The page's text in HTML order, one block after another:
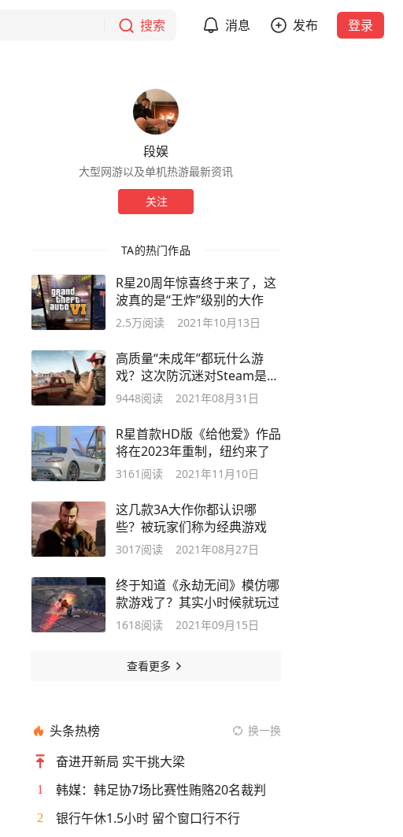
搜索 消息 发布 登录
段娱
大型网游以及单机热游最新资讯
关注
TA的热门作品
R星20周年惊喜终于来了，这
波真的是“王炸”级别的大作
2.5万阅读 2021年10月13日
高质量“未成年”都玩什么游
戏？这次防沉迷对Steam是否
有效？
9448阅读 2021年08月31日
R星首款HD版《给他爱》作品
将在2023年重制，纽约来了
3161 阅读 2021年11月10日
这几款3A大作你都认识哪
些？被玩家们称为经典游戏
3017阅读 2021年08月27日
终于知道《永劫无间》模仿哪
款游戏了？其实小时候就玩过
1618阅读 2021年09月15日
查看更多
头条热榜 换一换
奋进开新局 实干挑大梁
1 韩媒：韩足协7场比赛性贿赂20名裁判
2 银行午休1.5小时 留个窗口行不行